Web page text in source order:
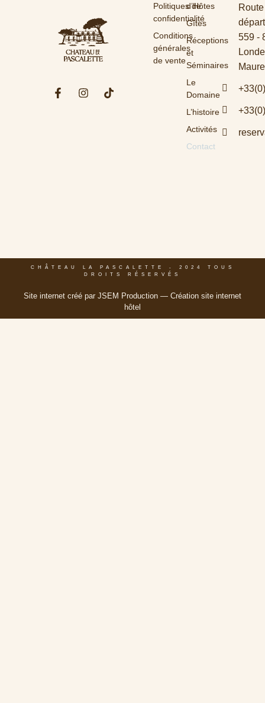
d’Hôtes
Gîtes
Réceptions
et
Séminaires
Le
Domaine
L’histoire
Activités
Contact
Politiques de
confidentialité
Conditions
générales
de vente
Route
559 -
CHÂTEAU LA PASCALETTE - 2024 TOUS
DROITS RÉSERVÉS
Site internet créé par JSEM Production — Création site internet
hôtel